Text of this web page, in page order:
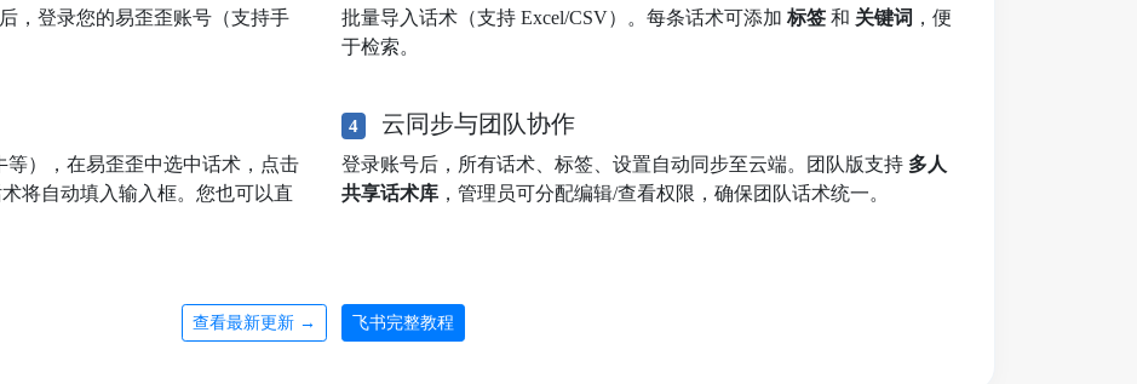
，登录您的易歪歪账号（支持手
批量导入话术（支持 Excel/CSV）。每条话术可添加 标签 和 关键词 ，便
于检索。
），在易歪歪中选中话术，点击
将自动填入输入框。您也可以直
4 云同步与团队协作
登录账号后，所有话术、标签、设置自动同步至云端。团队版支持 多人
共享话术库 ，管理员可分配编辑/查看权限，确保团队话术统一。
查看最新更新 → 飞书完整教程